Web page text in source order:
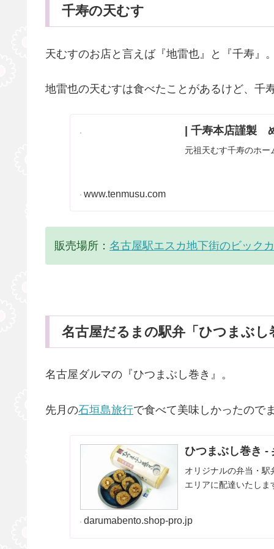
千寿の天むす
天むすのお店と言えば『地雷也』と『千寿』
地雷也の天むすは食べたことがあるけど、千
| 千寿本店謹製
元祖天むす千寿のホ
www.tenmusu.com
販売場所： 名古屋駅エスカ地下街のビック
名古屋だるまの駅弁「ひつまぶし
名古屋ダルマの『ひつまぶし巻き』。
先月の石垣島旅行で食べて美味しかったので
ひつまぶし巻き -
オリジナルの弁当・
エリアに配達いたし
darumabento.shop-pro.jp